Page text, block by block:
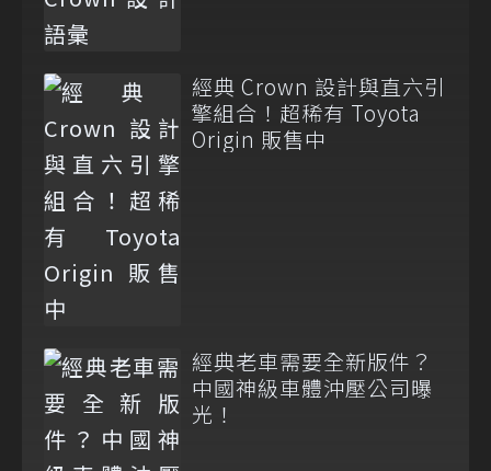
經典 Crown 設計與直六引
擎組合！超稀有 Toyota
Origin 販售中
經典老車需要全新版件？
中國神級車體沖壓公司曝
光！